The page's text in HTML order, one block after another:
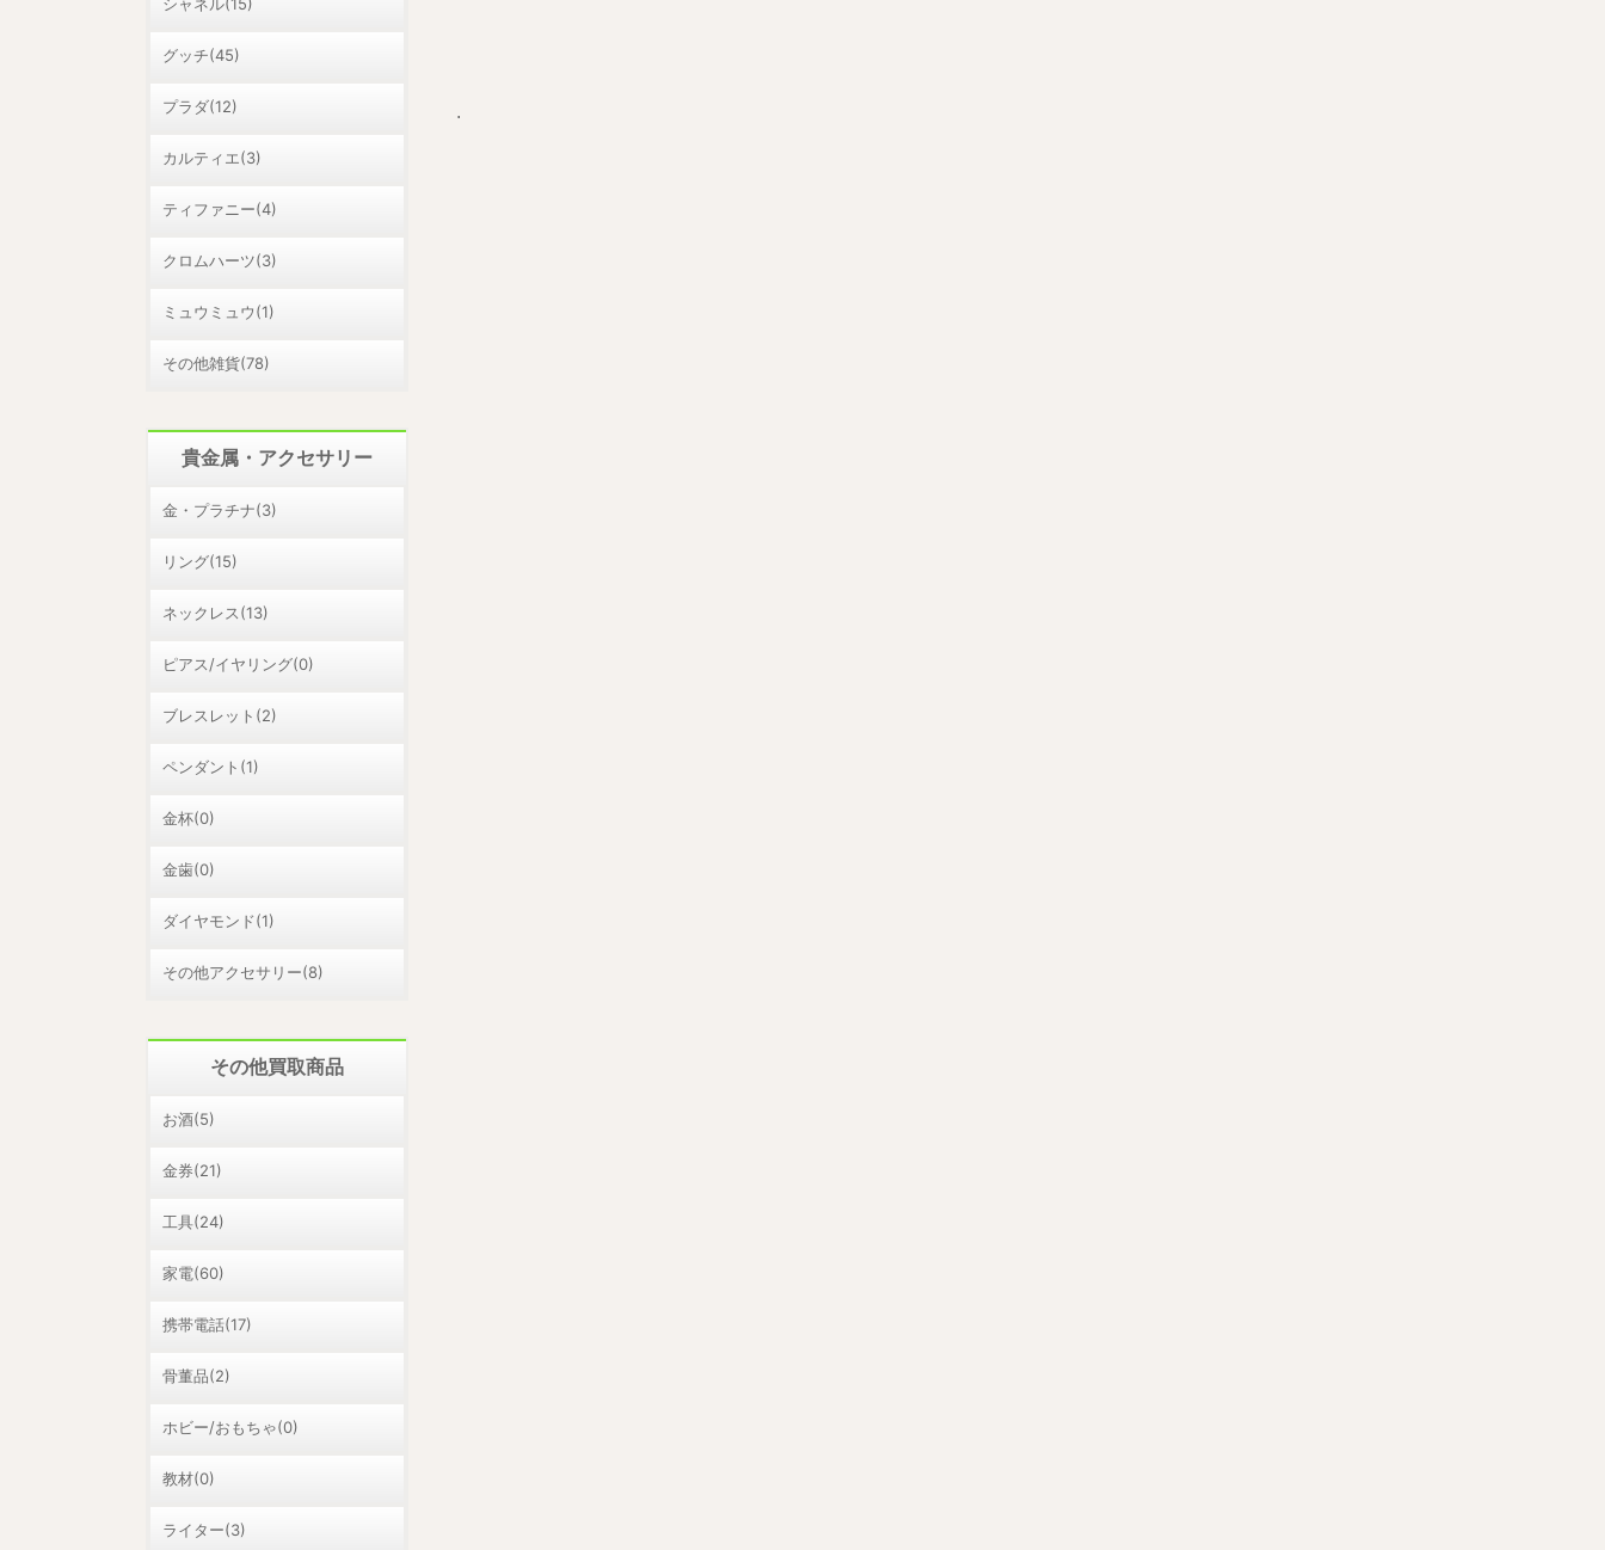
.
グッチ(45)
プラダ(12)
カルティエ(3)
ティファニー(4)
クロムハーツ(3)
ミュウミュウ(1)
その他雑貨(78)
貴金属・アクセサリー
金・プラチナ(3)
リング(15)
ネックレス(13)
ピアス/イヤリング(0)
ブレスレット(2)
ペンダント(1)
金杯(0)
金歯(0)
ダイヤモンド(1)
その他アクセサリー(8)
その他買取商品
お酒(5)
金券(21)
工具(24)
家電(60)
携帯電話(17)
骨董品(2)
ホビー/おもちゃ(0)
教材(0)
ライター(3)